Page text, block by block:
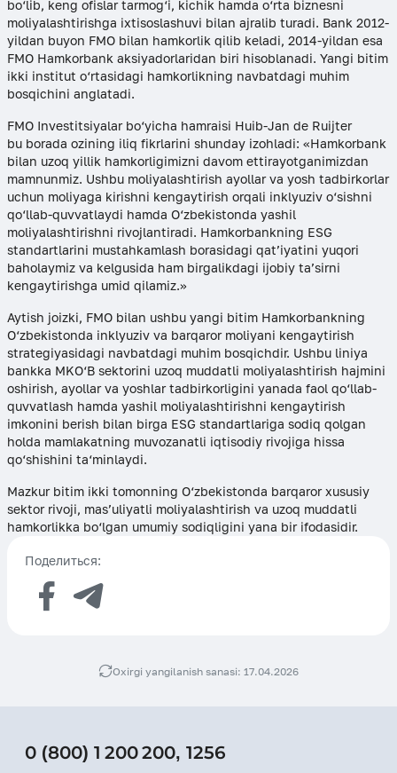
bo‘lib, keng ofislar tarmog‘i, kichik hamda o‘rta biznesni
moliyalashtirishga ixtisoslashuvi bilan ajralib turadi. Bank 2012-
yildan buyon FMO bilan hamkorlik qilib keladi, 2014-yildan esa
FMO Hamkorbank aksiyadorlaridan biri hisoblanadi. Yangi bitim
ikki institut o‘rtasidagi hamkorlikning navbatdagi muhim
bosqichini anglatadi.
FMO Investitsiyalar bo‘yicha hamraisi Huib-Jan de Ruijter
bu borada ozining iliq fikrlarini shunday izohladi: «Hamkorbank
bilan uzoq yillik hamkorligimizni davom ettirayotganimizdan
mamnunmiz. Ushbu moliyalashtirish ayollar va yosh tadbirkorlar
uchun moliyaga kirishni kengaytirish orqali inklyuziv o‘sishni
qo‘llab-quvvatlaydi hamda O‘zbekistonda yashil
moliyalashtirishni rivojlantiradi. Hamkorbankning ESG
standartlarini mustahkamlash borasidagi qat’iyatini yuqori
baholaymiz va kelgusida ham birgalikdagi ijobiy ta’sirni
kengaytirishga umid qilamiz.»
Aytish joizki, FMO bilan ushbu yangi bitim Hamkorbankning
O‘zbekistonda inklyuziv va barqaror moliyani kengaytirish
strategiyasidagi navbatdagi muhim bosqichdir. Ushbu liniya
bankka MKO‘B sektorini uzoq muddatli moliyalashtirish hajmini
oshirish, ayollar va yoshlar tadbirkorligini yanada faol qo‘llab-
quvvatlash hamda yashil moliyalashtirishni kengaytirish
imkonini berish bilan birga ESG standartlariga sodiq qolgan
holda mamlakatning muvozanatli iqtisodiy rivojiga hissa
qo‘shishini ta‘minlaydi.
Mazkur bitim ikki tomonning O‘zbekistonda barqaror xususiy
sektor rivoji, mas’uliyatli moliyalashtirish va uzoq muddatli
hamkorlikka bo‘lgan umumiy sodiqligini yana bir ifodasidir.
Поделиться:
Oxirgi yangilanish sanasi: 17.04.2026
0 (800) 1 200 200, 1256